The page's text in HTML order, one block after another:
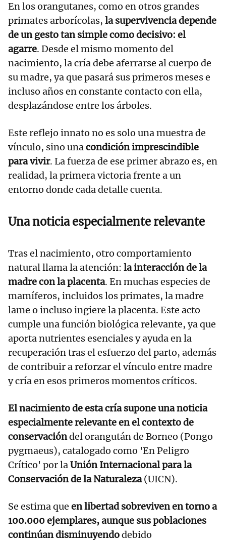
En los orangutanes, como en otros grandes
primates arborícolas, la supervivencia depende
de un gesto tan simple como decisivo: el
agarre. Desde el mismo momento del
nacimiento, la cría debe aferrarse al cuerpo de
su madre, ya que pasará sus primeros meses e
incluso años en constante contacto con ella,
desplazándose entre los árboles.
Este reflejo innato no es solo una muestra de
vínculo, sino unacondición imprescindible
para vivir. La fuerza de ese primer abrazo es, en
realidad, la primera victoria frente a un
entorno donde cada detalle cuenta.
Una noticia especialmente relevante
Tras el nacimiento, otro comportamiento
natural llama la atención: la interacción de la
madre con la placenta. En muchas especies de
mamíferos, incluidos los primates, la madre
lame o incluso ingiere la placenta. Este acto
cumple una función biológica relevante, ya que
aporta nutrientes esenciales y ayuda en la
recuperación tras el esfuerzo del parto, además
de contribuir a reforzar el vínculo entre madre
y cría en esos primeros momentos críticos.
El nacimiento de esta cría supone una noticia
especialmente relevante en el contexto de
conservacióndel orangután de Borneo (Pongo
pygmaeus), catalogado como 'En Peligro
Crítico' por laUnión Internacional para la
Conservación de la Naturaleza(UICN).
Se estima que en libertad sobreviven en torno a
100.000 ejemplares, aunque sus poblaciones
continúan disminuyendodebido